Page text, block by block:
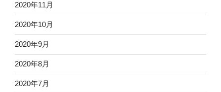
2020年11月
2020年10月
2020年9月
2020年8月
2020年7月